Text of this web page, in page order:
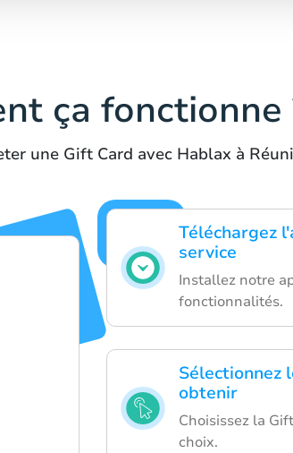
ça fonctionne
une Gift Card avec Hablax à
Téléchargez
service
Installez notre
fonctionnalités.
Sélectionnez
obtenir
Choisissez la
choix.